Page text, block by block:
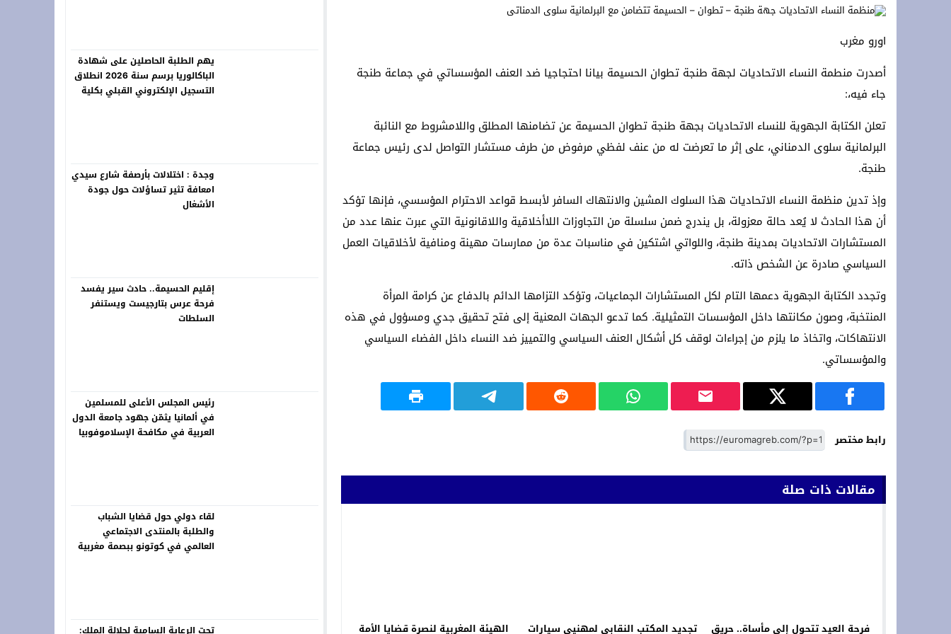
تحت الرعاية السامية لجلالة الملك: الرباط تستقبل الدورة 14 لمهرجان “صيف الأوداية” بتكريم قامات فنية سامقة
Face à une pétition espagnole, Bruxelles défend ses accords agricoles avec le royaume
السعودية: انطلاق فعاليات “المزاد الدولي لمزارع إنتاج الصقور 2026”
اورو مغرب
أصدرت منطمة النساء الاتحاديات لجهة طنجة تطوان الحسيمة بيانا احتجاجيا ضد العنف المؤسساتي في جماعة طنجة
جاء فيه،:
تعلن الكتابة الجهوية للنساء الاتحاديات بجهة طنجة تطوان الحسيمة عن تضامنها المطلق واللامشروط مع النائبة
البرلمانية سلوى الدمناني، على إثر ما تعرضت له من عنف لفظي مرفوض من طرف مستشار التواصل لدى رئيس جماعة
طنجة.
وإذ تدين منظمة النساء الاتحاديات هذا السلوك المشين والانتهاك السافر لأبسط قواعد الاحترام المؤسسي، فإنها تؤكد
أن هذا الحادث لا يُعد حالة معزولة، بل يندرج ضمن سلسلة من التجاوزات اللاأخلاقية واللاقانونية التي عبرت عنها عدد من
المستشارات الاتحاديات بمدينة طنجة، واللواتي اشتكين في مناسبات عدة من ممارسات مهينة ومنافية لأخلاقيات العمل
السياسي صادرة عن الشخص ذاته.
وتجدد الكتابة الجهوية دعمها التام لكل المستشارات الجماعيات، وتؤكد التزامها الدائم بالدفاع عن كرامة المرأة
المنتخبة، وصون مكانتها داخل المؤسسات التمثيلية. كما تدعو الجهات المعنية إلى فتح تحقيق جدي ومسؤول في هذه
الانتهاكات، واتخاذ ما يلزم من إجراءات لوقف كل أشكال العنف السياسي والتمييز ضد النساء داخل الفضاء السياسي
والمؤسساتي.
رابط مختصر
مقالات ذات صلة
فرحة العيد تتحول إلى مأساة.. حريق تجديد المكتب النقابي لمهنيي سيارات الهيئة المغربية لنصرة قضايا الأمة
يهم الطلبة الحاصلين على شهادة
الباكالوريا برسم سنة 2026 انطلاق
التسجيل الإلكتروني القبلي بكلية
وجدة : اختلالات بأرصفة شارع سيدي
امعافة تثير تساؤلات حول جودة
الأشغال
إقليم الحسيمة.. حادث سير يفسد
فرحة عرس بتارجيست ويستنفر
السلطات
رئيس المجلس الأعلى للمسلمين
في ألمانيا يثمّن جهود جامعة الدول
العربية في مكافحة الإسلاموفوبيا
لقاء دولي حول قضايا الشباب
والطلبة بالمنتدى الاجتماعي
العالمي في كوتونو ببصمة مغربية
تحت الرعاية السامية لجلالة الملك: